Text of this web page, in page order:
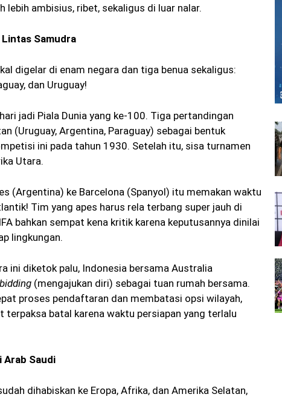
lebih ambisius, ribet, sekaligus di luar nalar.
Lintas Samudra
digelar di enam negara dan tiga benua sekaligus:
dan Uruguay!
jadi Piala Dunia yang ke-100. Tiga pertandingan
(Uruguay, Argentina, Paraguay) sebagai bentuk
ini pada tahun 1930. Setelah itu, sisa turnamen
Utara.
(Argentina) ke Barcelona (Spanyol) itu memakan waktu
Tim yang apes harus rela terbang super jauh di
bahkan sempat kena kritik karena keputusannya dinilai
lingkungan.
ini diketok palu, Indonesia bersama Australia
bidding (mengajukan diri) sebagai tuan rumah bersama.
proses pendaftaran dan membatasi opsi wilayah,
batal karena waktu persiapan yang terlalu
Arab Saudi
dihabiskan ke Eropa, Afrika, dan Amerika Selatan,